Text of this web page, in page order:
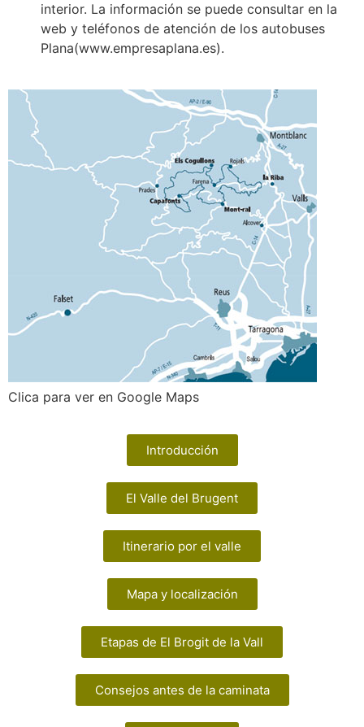
interior. La información se puede consultar en la
web y teléfonos de atención de los autobuses
Plana(www.empresaplana.es).
Clica para ver en Google Maps
Introducción
El Valle del Brugent
Itinerario por el valle
Mapa y localización
Etapas de El Brogit de la Vall
Consejos antes de la caminata